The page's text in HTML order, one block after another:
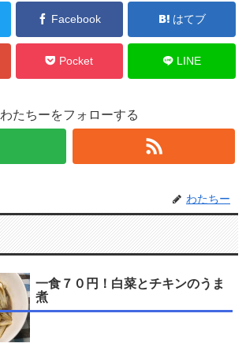
Facebook はてブ
Pocket LINE
わたちーをフォローする
わたちー
一食７０円！白菜とチキンのうま
煮